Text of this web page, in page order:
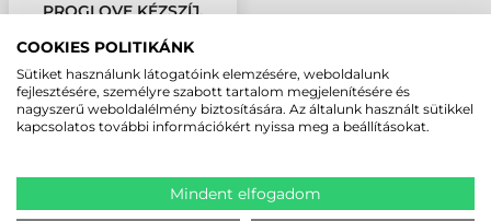
PROGLOVE KÉZSZÍJ,
DB/CSOMAG
COOKIES POLITIKÁNK
Sütiket használunk látogatóink elemzésére, weboldalunk
fejlesztésére, személyre szabott tartalom megjelenítésére és
nagyszerű weboldalélmény biztosítására. Az általunk használt sütikkel
kapcsolatos további információkért nyissa meg a beállításokat.
Mindent elfogadom